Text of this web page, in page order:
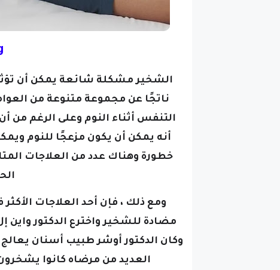
الشخير مشكلة شائعة يمكن أن
ناتجًا عن مجموعة متنوعة من
التنفس أثناء النوم وعلى الرغم من
أنه يمكن أن يكون مزعجًا للنوم
خطورة وهناك عدد من العلاجات
ومع ذلك ، فإن أحد العلاجات
مضادة للشخير
وكان الدكتور أوشر طبيب أسنان
العديد من مرضاه كانوا